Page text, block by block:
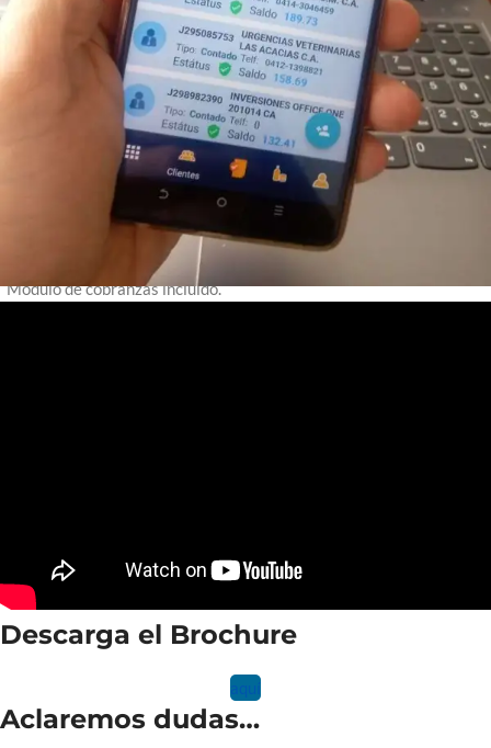
Compatible con todos los dispositivos android.
Funciona de manera local y luego transmite a la nube.
No es una página web.
Manejo de Devoluciones, Presupuestos y Pedidos.
Posibilidad de manejar varios precios y ofertas.
Módulo de cobranzas incluido.
Descarga el Brochure
Aclaremos dudas…